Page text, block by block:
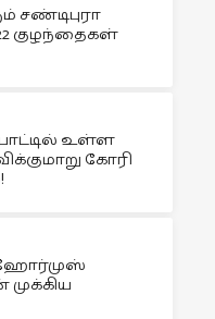
சண்டிபுரா
குழந்தைகள்
உள்ள
கோரி
ஹோர்முஸ்